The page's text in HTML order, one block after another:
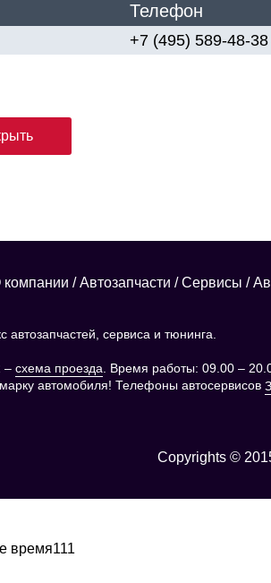
Телефон
+7 (495) 589-48-38
/ Автозапчасти / Сервисы /
сервиса и тюнинга.
– схема проезда . Время работы: 09.00 –
автомобиля! Телефоны автосервисов
Copyrights ©
время111